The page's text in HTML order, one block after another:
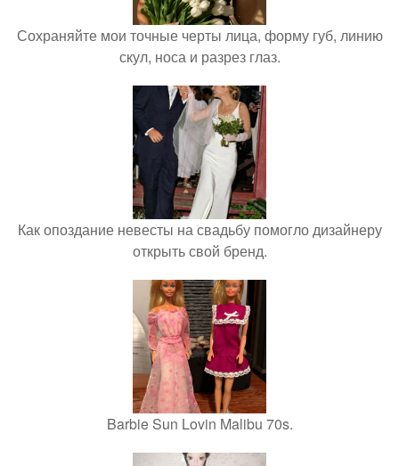
Сохраняйте мои точные черты лица, форму губ, линию
скул, носа и разрез глаз.
Как опоздание невесты на свадьбу помогло дизайнеру
открыть свой бренд.
Barbie Sun Lovin Malibu 70s.